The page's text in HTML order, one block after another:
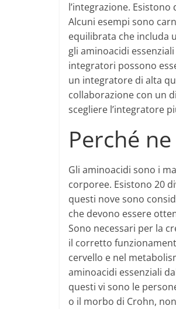
l’integrazione.
Alcuni esempi sono
equilibrata che includa
gli aminoacidi
integratori possono
un integratore di alta
collaborazione con un
scegliere l’integratore
Perché
Gli aminoacidi sono i
corporee. Esistono 20
questi nove sono
che devono essere
Sono necessari per la
il corretto
cervello e nel
aminoacidi essenziali
questi vi sono le
o il morbo di Crohn,